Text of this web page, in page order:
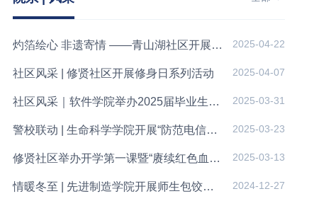
灼箔绘心 非遗寄情 ——青山湖社区开展非遗烧箔画制作活动 2025-04-22
社区风采 | 修贤社区开展修身日系列活动 2025-04-07
社区风采｜软件学院举办2025届毕业生春季专场双选会 2025-03-31
警校联动 | 生命科学学院开展“防范电信诈骗”网格员专题培训 2025-03-23
修贤社区举办开学第一课暨“赓续红色血脉，传承文明薪火”特色主... 2025-03-13
情暖冬至 | 先进制造学院开展师生包饺子活动 2024-12-27